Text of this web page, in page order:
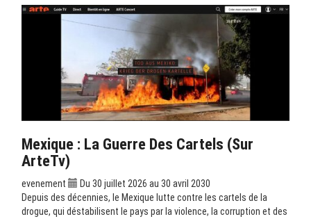
Mexique : La Guerre Des Cartels (sur
ArteTv)
evenement
Du 30 juillet 2026 au 30 avril 2030
Depuis des décennies, le Mexique lutte contre les cartels de la
drogue, qui déstabilisent le pays par la violence, la corruption et des